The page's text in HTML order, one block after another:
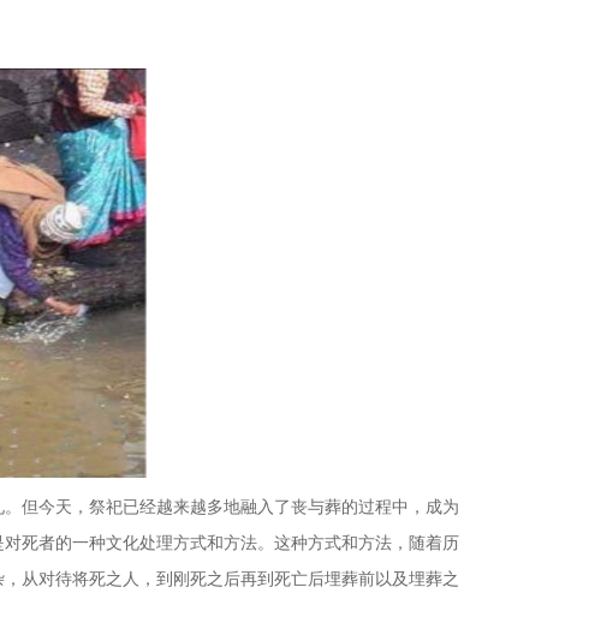
但今天，祭祀已经越来越多地融入了丧与葬的过程中，成为
死者的一种文化处理方式和方法。这种方式和方法，随着历
从对待将死之人，到刚死之后再到死亡后埋葬前以及埋葬之